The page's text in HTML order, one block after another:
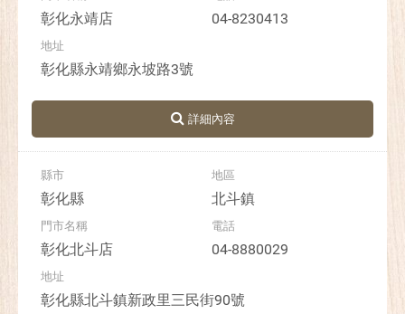
彰化永靖店 04-8230413
彰化縣永靖鄉永坡路3號
彰化縣 北斗鎮
彰化北斗店 04-8880029
彰化縣北斗鎮新政里三民街90號